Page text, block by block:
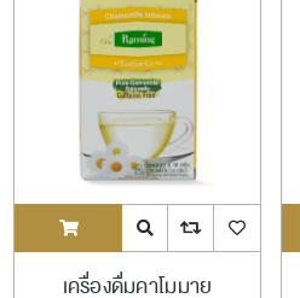
ADDTOCART Quick ViewAddToCompareList
AddToWishlist
เครื่องดื่มคาโมมาย